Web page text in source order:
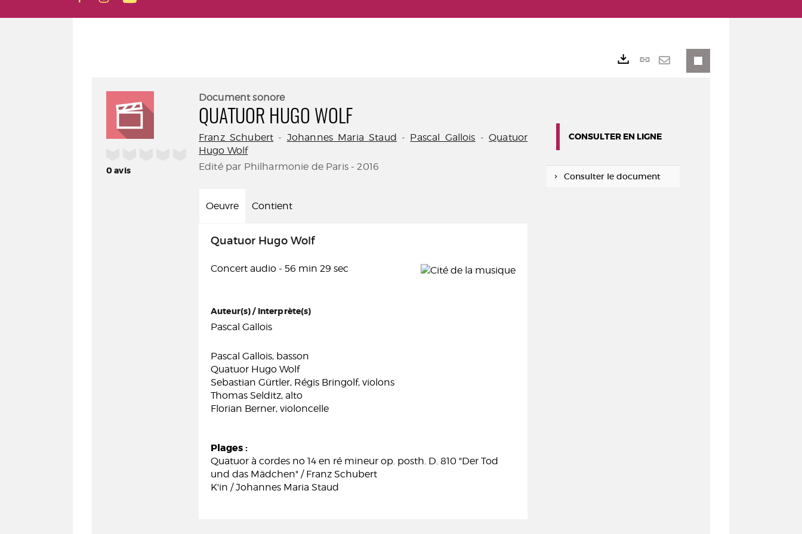
0avis
Document sonore
QUATUOR HUGO WOLF
Franz Schubert - Johannes Maria Staud - Pascal Gallois -Quatuor
Hugo Wolf
Edité par Philharmonie de Paris - 2016
Oeuvre Contient
Quatuor Hugo Wolf
Concert audio - 56 min 29 sec
Auteur(s) / Interprète(s)
Pascal Gallois
Pascal Gallois, basson
Quatuor Hugo Wolf
Sebastian Gürtler, Régis Bringolf, violons
Thomas Selditz, alto
Florian Berner, violoncelle
Plages :
Quatuor à cordes no 14 en ré mineur op. posth. D. 810 "Der Tod
und das Mädchen" / Franz Schubert
K'in / Johannes Maria Staud
Lien
CONSULTER EN LIGNE
Consulter le document